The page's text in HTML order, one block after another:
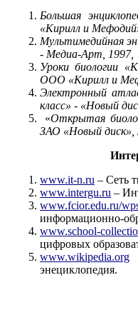
Большая
«Кирилл и
Мультимедийная
- Медиа-Арт, 1997,
Уроки биологии
ООО «Кирилл и
Электронный
класс» - «Новый
«Открытая
ЗАО «Новый диск»,
www.it-n.ru – Сеть
www.intergu.ru –
www.fcior.edu.ru/
информационно-
www.school-
цифровых
www.wikipedia.org
энециклопедия.